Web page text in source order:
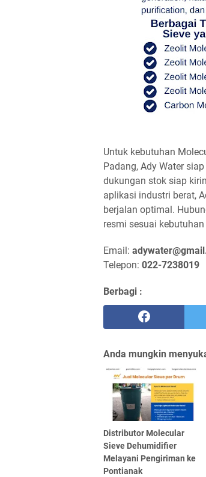
Untuk kebutuhan
Padang, Ady Water
dukungan stok siap
aplikasi industri berat,
berjalan optimal.
resmi sesuai kebutuhan
Email:
Telepon: 022-7238019
Berbagi :
Anda mungkin
Distributor Molecular
Sieve Dehumidifier
Melayani Pengiriman ke
Pontianak